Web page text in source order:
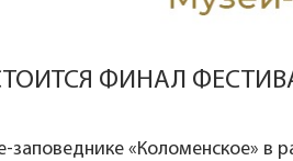
ФИНАЛ
заповеднике «Коломенское»